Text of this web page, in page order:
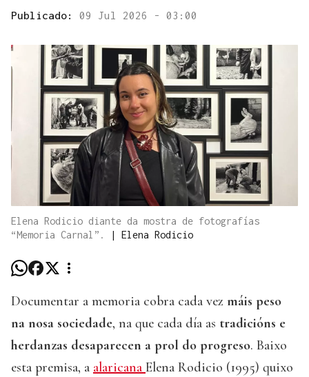
Publicado: 09 Jul 2026 - 03:00
Elena Rodicio diante da mostra de fotografías
“Memoria Carnal”.
| Elena Rodicio
Documentar a memoria cobra cada vez máis peso
na nosa sociedade, na que cada día as tradicións e
herdanzas desaparecen a prol do progreso. Baixo
esta premisa, a alaricana Elena Rodicio (1995) quixo